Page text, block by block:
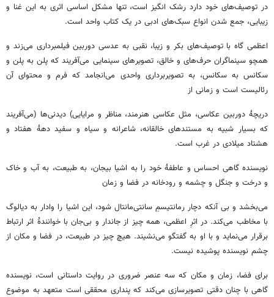
در توصیف‌های خود دارد رشک انگیز است، تنها مشکل اساسی اثری به این غنا و
زیبایی، جمع شدن انواع سبک‌های ادبی در یک کتاب واحد است.
اعظمی گاه با توصیف‌های بکر و زیبا، نقبی به عدسی دوربین فیلمبرداری می‌زند و
همچو سینماگران حرف‌های و خالق، تصویرهای سینمایی می‌آفریند که پلن به پلن و
سکانس به سکانس، به تصویربرداری واحدی می‌انجامد که فرم و محتوای آن
رئالیست است و زمانی از
دریچۀ دوربین عکاسی، مثل عکاسی هنرمند، مناظر و مرایایی) دیدنی‌ها (می‌آفریند
که بسیار شبیه به مستندهای خالقانه، شاعرانه و سیاه و سفید دهۀ هفتاد و
هشتاد میلادی در غرب است.
نویسنده گاهی احساس و عاطفۀ خود را به اشیا بیجان، به طبیعت، به آب و خاک
و درخت و جنگل و چشمه و رودخانه در فضا و زمان
می‌بخشد و بی آنکه دچار رمانتیسمِ سانتی‌مانتال شود، این اشیا را وادار به دیالوگ
با مخاطب می‌کند. در اثرِ اعظمی، همه چیز از جاندار و بی‌جان با خوانندۀ اثر ارتباط
برقرار می‌نماید و با او به گفتگو می‌نشیند. هیچ چیز در طبیعت، در فضا و مکان از
چشم نویسنده پوشیده نیست.
برای فضا، زمان و مکان که سه عنصر ضروری در روایت داستانی است، نویسنده
گاهی با چنان دقتی تصویرسازی می‌کند که پنداری محققی است متعهد به موضوع